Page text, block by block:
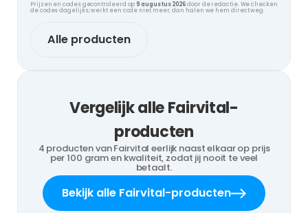
Prijzen en codes gecontroleerd op 9 augustus 2026door de redactie. We checken
de codes dagelijks; werkt een code niet meer, dan halen we hem direct weg.
Alle producten
Vergelijk alle Fairvital-
producten
4 producten van Fairvital eerlijk naast elkaar op prijs
per 100 gram en kwaliteit, zodat jij nooit te veel
betaalt.
Bekijk alle Fairvital-producten